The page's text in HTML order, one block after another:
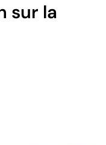
sur la